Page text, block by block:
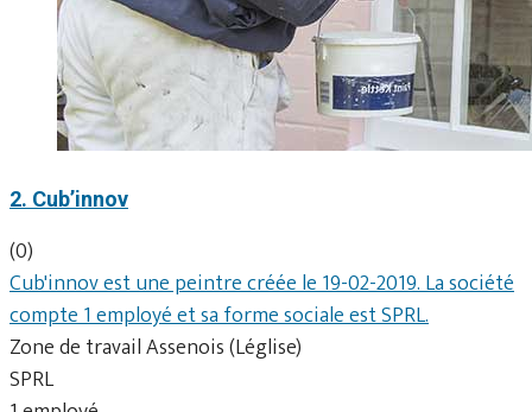
2. Cub’innov
(0)
Cub'innov est une peintre créée le 19-02-2019. La société
compte 1 employé et sa forme sociale est SPRL.
Zone de travail Assenois (Léglise)
SPRL